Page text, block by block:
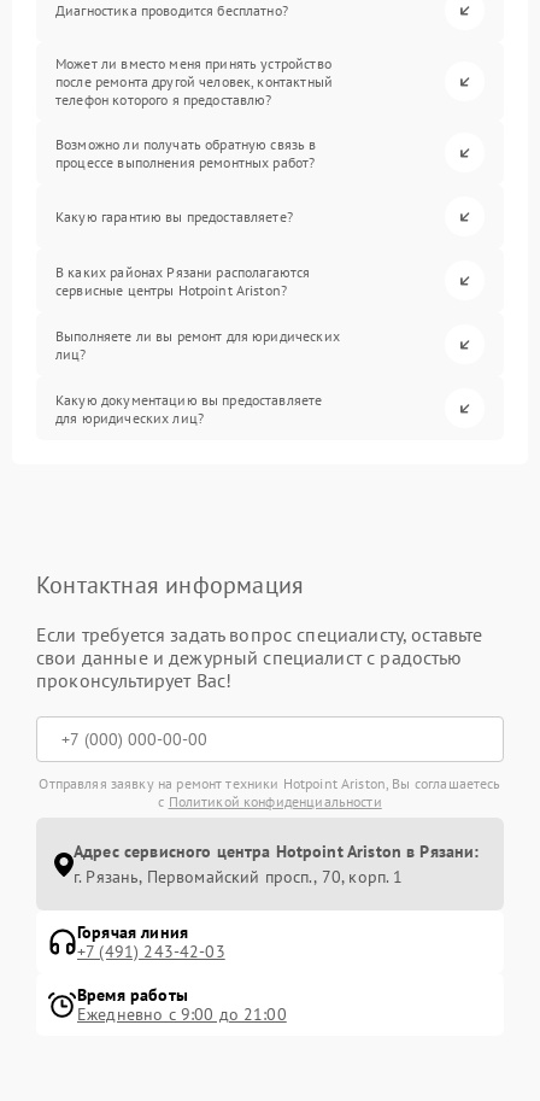
Диагностика проводится бесплатно?
Может ли вместо меня принять устройство
после ремонта другой человек, контактный
телефон которого я предоставлю?
Возможно ли получать обратную связь в
процессе выполнения ремонтных работ?
Какую гарантию вы предоставляете?
В каких районах Рязани располагаются
сервисные центры Hotpoint Ariston?
Выполняете ли вы ремонт для юридических
лиц?
Какую документацию вы предоставляете
для юридических лиц?
Контактная информация
Если требуется задать вопрос специалисту, оставьте
свои данные и дежурный специалист с радостью
проконсультирует Вас!
Отправляя заявку на ремонт техники Hotpoint Ariston, Вы соглашаетесь
с Политикой конфиденциальности
Адрес сервисного центра Hotpoint Ariston в Рязани:
г. Рязань, Первомайский просп., 70, корп. 1
Горячая линия
+7 (491) 243-42-03
Время работы
Ежедневно с 9:00 до 21:00